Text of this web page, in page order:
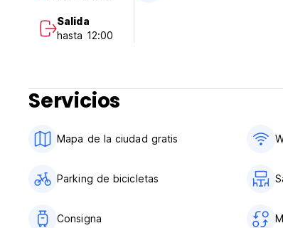
(solo el check en el control y el conde están
Pago al llegar por efectivo (moneda colombiana)
Impuestos no incluidos (19% solo para colombianos)
General:
Recepción de 07.30 a 21.00
Pegueras (por favor envíenos un correo
Salida
hasta 12:00
Servicios
Mapa de la ciudad gratis
Parking de bicicletas
Consigna